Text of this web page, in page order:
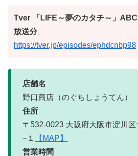
Tver 「LIFE～夢のカタチ～」
放送分
https://tver.jp/episodes/ephdcnbp98
店舗名
野口商店（のぐちしょうてん）
住所
〒532-0023 大阪府大阪市淀川区
−１
【MAP】
営業時間